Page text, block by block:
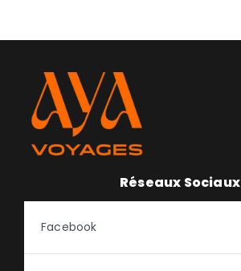
Réseaux Sociaux
Facebook